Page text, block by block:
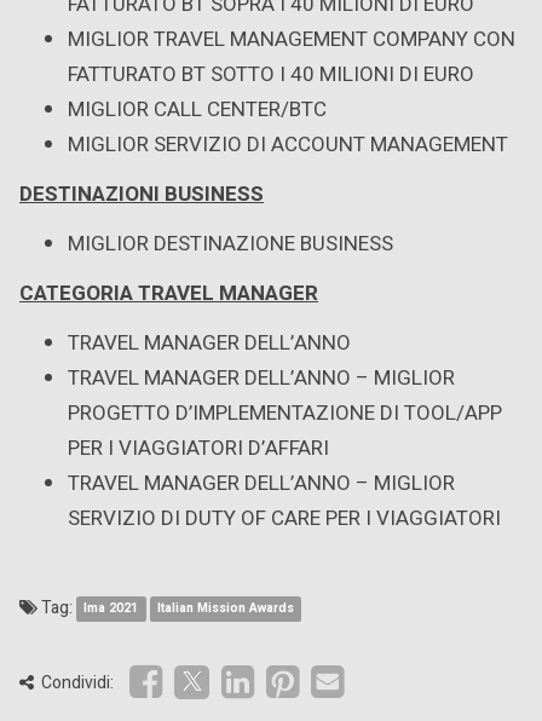
MIGLIOR TRAVEL MANAGEMENT COMPANY CON
FATTURATO BT SOTTO I 40 MILIONI DI EURO
MIGLIOR CALL CENTER/BTC
MIGLIOR SERVIZIO DI ACCOUNT MANAGEMENT
DESTINAZIONI BUSINESS
MIGLIOR DESTINAZIONE BUSINESS
CATEGORIA TRAVEL MANAGER
TRAVEL MANAGER DELL’ANNO
TRAVEL MANAGER DELL’ANNO – MIGLIOR
PROGETTO D’IMPLEMENTAZIONE DI TOOL/APP
PER I VIAGGIATORI D’AFFARI
TRAVEL MANAGER DELL’ANNO – MIGLIOR
SERVIZIO DI DUTY OF CARE PER I VIAGGIATORI
Tag: Ima 2021 Italian Mission Awards
Condividi: